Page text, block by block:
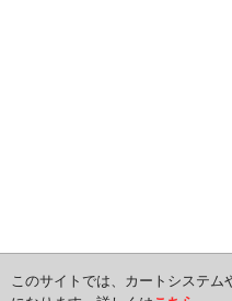
このサイトでは、カートシステ